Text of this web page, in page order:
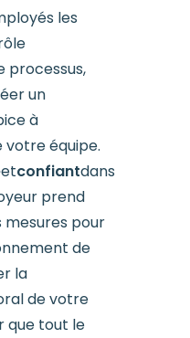
les
processus,
un
à
votre équipe.
etconfiantdans
prend
pour
de
la
de votre
que tout le